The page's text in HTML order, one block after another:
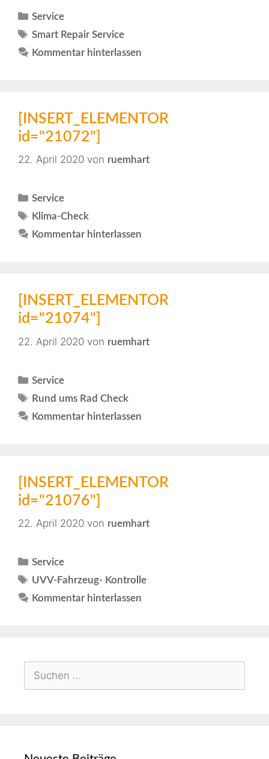
Service
Smart Repair Service
Kommentar hinterlassen
[INSERT_ELEMENTOR
id="21072"]
22. April 2020 von ruemhart
Service
Klima-Check
Kommentar hinterlassen
[INSERT_ELEMENTOR
id="21074"]
22. April 2020 von ruemhart
Service
Rund ums Rad Check
Kommentar hinterlassen
[INSERT_ELEMENTOR
id="21076"]
22. April 2020 von ruemhart
Service
UVV-Fahrzeug- Kontrolle
Kommentar hinterlassen